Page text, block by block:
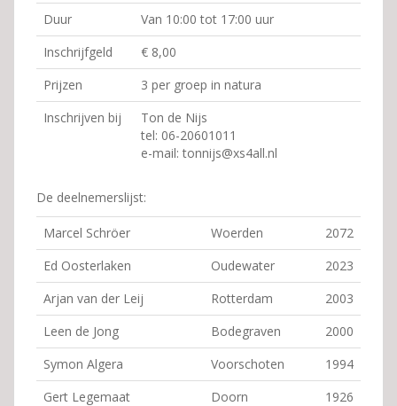
Duur
Van 10:00 tot 17:00 uur
Inschrijfgeld
€ 8,00
Prijzen
3 per groep in natura
Inschrijven bij
Ton de Nijs
tel: 06-20601011
e-mail: tonnijs@xs4all.nl
De deelnemerslijst:
Marcel Schröer Woerden
2072
Ed Oosterlaken
Oudewater
2023
Arjan van der Leij
Rotterdam
2003
Leen de Jong
Bodegraven
2000
Symon Algera
Voorschoten
1994
Gert Legemaat
Doorn
1926